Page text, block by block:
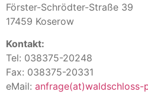
Förster-Schrödter-Straße 39
17459 Koserow
Kontakt:
Tel: 038375-20248
Fax: 038375-20331
eMail: